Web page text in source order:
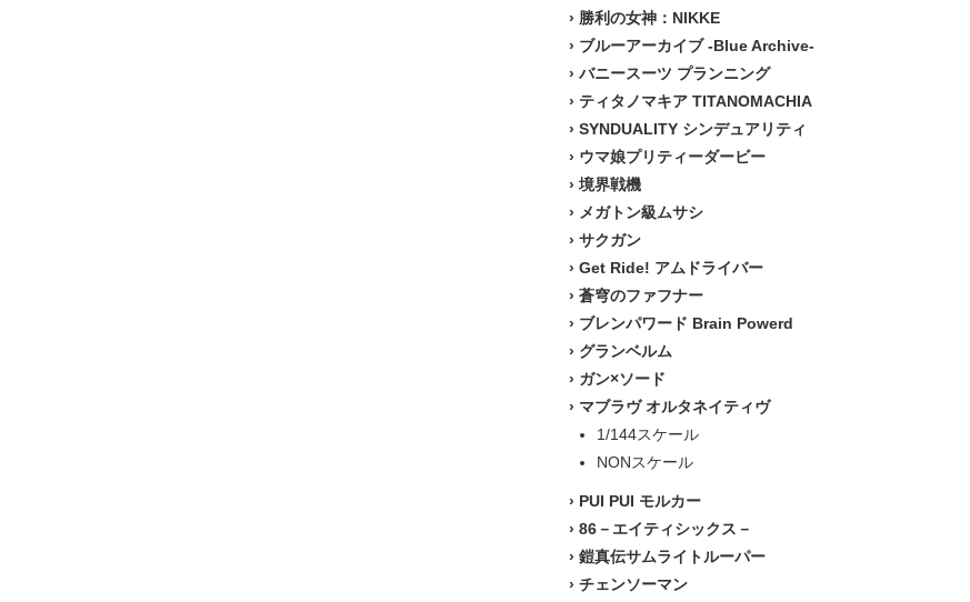
› 勝利の女神：NIKKE
› ブルーアーカイブ -Blue Archive-
› バニースーツ プランニング
› ティタノマキア TITANOMACHIA
› SYNDUALITY シンデュアリティ
› ウマ娘プリティーダービー
› 境界戦機
› メガトン級ムサシ
› サクガン
› Get Ride! アムドライバー
› 蒼穹のファフナー
› ブレンパワード Brain Powerd
› グランベルム
› ガン×ソード
› マブラヴ オルタネイティヴ
1/144スケール
NONスケール
› PUI PUI モルカー
› 86－エイティシックス－
› 鎧真伝サムライトルーパー
› チェンソーマン